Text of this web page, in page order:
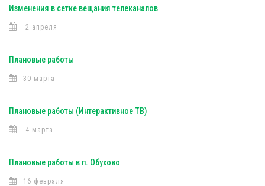
Изменения в сетке вещания телеканалов
2 апреля
Плановые работы
30 марта
Плановые работы (Интерактивное ТВ)
4 марта
Плановые работы в п. Обухово
16 февраля